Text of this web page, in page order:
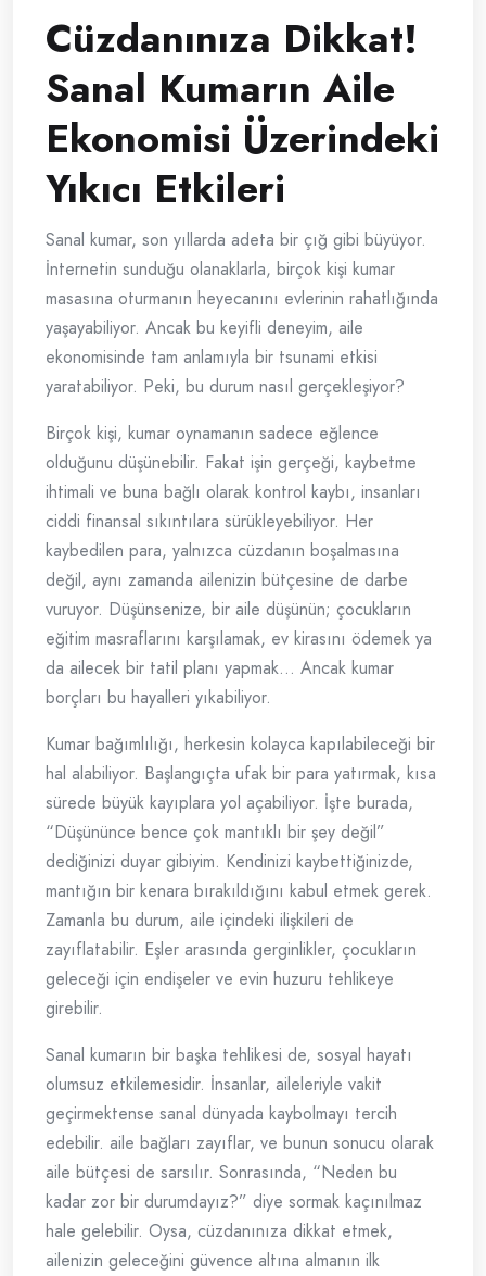
Cüzdanınıza Dikkat!
Sanal Kumarın Aile
Ekonomisi Üzerindeki
Yıkıcı Etkileri
Sanal kumar, son yıllarda adeta bir çığ gibi büyüyor.
İnternetin sunduğu olanaklarla, birçok kişi kumar
masasına oturmanın heyecanını evlerinin rahatlığında
yaşayabiliyor. Ancak bu keyifli deneyim, aile
ekonomisinde tam anlamıyla bir tsunami etkisi
yaratabiliyor. Peki, bu durum nasıl gerçekleşiyor?
Birçok kişi, kumar oynamanın sadece eğlence
olduğunu düşünebilir. Fakat işin gerçeği, kaybetme
ihtimali ve buna bağlı olarak kontrol kaybı, insanları
ciddi finansal sıkıntılara sürükleyebiliyor. Her
kaybedilen para, yalnızca cüzdanın boşalmasına
değil, aynı zamanda ailenizin bütçesine de darbe
vuruyor. Düşünsenize, bir aile düşünün; çocukların
eğitim masraflarını karşılamak, ev kirasını ödemek ya
da ailecek bir tatil planı yapmak… Ancak kumar
borçları bu hayalleri yıkabiliyor.
Kumar bağımlılığı, herkesin kolayca kapılabileceği bir
hal alabiliyor. Başlangıçta ufak bir para yatırmak, kısa
sürede büyük kayıplara yol açabiliyor. İşte burada,
“Düşününce bence çok mantıklı bir şey değil”
dediğinizi duyar gibiyim. Kendinizi kaybettiğinizde,
mantığın bir kenara bırakıldığını kabul etmek gerek.
Zamanla bu durum, aile içindeki ilişkileri de
zayıflatabilir. Eşler arasında gerginlikler, çocukların
geleceği için endişeler ve evin huzuru tehlikeye
girebilir.
Sanal kumarın bir başka tehlikesi de, sosyal hayatı
olumsuz etkilemesidir. İnsanlar, aileleriyle vakit
geçirmektense sanal dünyada kaybolmayı tercih
edebilir. aile bağları zayıflar, ve bunun sonucu olarak
aile bütçesi de sarsılır. Sonrasında, “Neden bu
kadar zor bir durumdayız?” diye sormak kaçınılmaz
hale gelebilir. Oysa, cüzdanınıza dikkat etmek,
ailenizin geleceğini güvence altına almanın ilk